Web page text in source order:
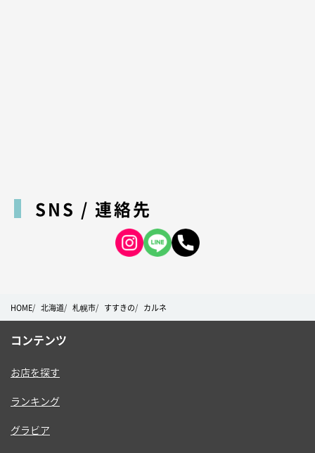
SNS / 連絡先
HOME 北海道 札幌市 すすきの カルネ
コンテンツ
お店を探す
ランキング
グラビア